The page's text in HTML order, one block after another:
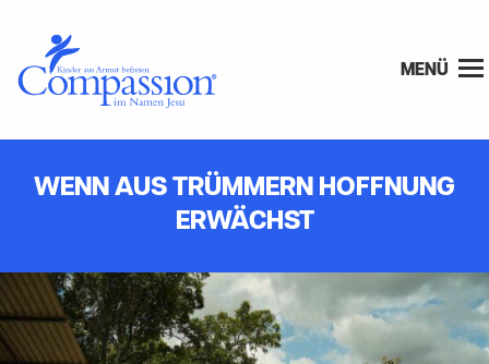
MENÜ
WENN AUS TRÜMMERN HOFFNUNG
ERWÄCHST